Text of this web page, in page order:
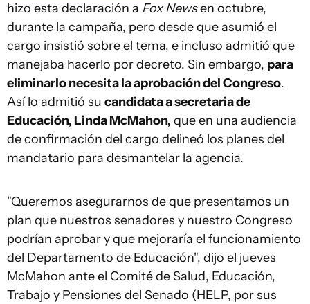
hizo esta declaración a Fox Newsen octubre,
durante la campaña, pero desde que asumió el
cargo insistió sobre el tema, e incluso admitió que
manejaba hacerlo por decreto. Sin embargo, para
eliminarlo necesita la aprobación del Congreso.
Así lo admitió su candidata a secretaria de
Educación, Linda McMahon, que en una audiencia
de confirmación del cargo delineó los planes del
mandatario para desmantelar la agencia.
"Queremos asegurarnos de que presentamos un
plan que nuestros senadores y nuestro Congreso
podrían aprobar y que mejoraría el funcionamiento
del Departamento de Educación", dijo el jueves
McMahon ante el Comité de Salud, Educación,
Trabajo y Pensiones del Senado (HELP, por sus